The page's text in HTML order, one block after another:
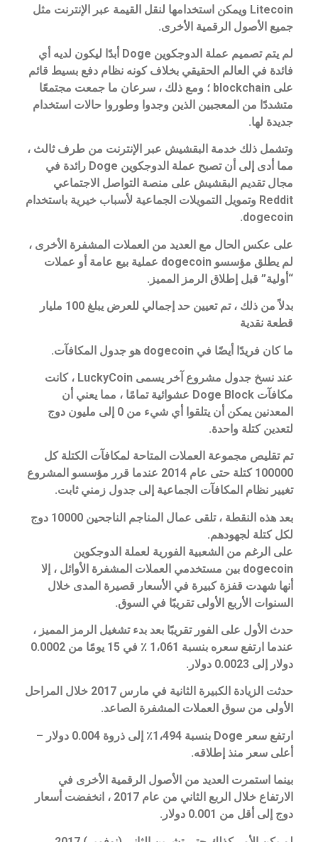
Litecoin ويمكن استخدامها لنقل القيمة عبر الإنترنت مثل
جميع الأصول الرقمية الأخرى.
لم يتم تصميم عملة الدوجكوين Doge أبدًا ليكون لديه أي
فائدة في العالم الحقيقي بخلاف كونه نظام دفع بسيط قائم
على blockchain ؛
ومع ذلك ، سرعان ما جمعت مجتمعًا
متشددًا من المعجبين الذين وجدوا وطوروا حالات استخدام
جديدة لها.
وتشمل ذلك خدمة البقشيش عبر الإنترنت من طرف ثالث ،
مما أدى إلى أن تصبح عملة الدوجكوين Doge رائدة في
مجال تقديم البقشيش على منصة التواصل الاجتماعي
Reddit وتمويل التمويلات الجماعية لأسباب خيرية باستخدام
dogecoin.
على عكس الحال مع العديد من العملات المشفرة الأخرى ،
لم يطلق مؤسسو dogecoin عملية بيع عامة أو عملات
“أولية” قبل إطلاق الرمز المميز.
بدلاً من ذلك ، تم تعيين حد إجمالي للعرض يبلغ 100 مليار
قطعة نقدية
ما كان فريدًا أيضًا في dogecoin هو جدول المكافآت.
عند نسخ جدول مشروع آخر يسمى LuckyCoin ، كانت
مكافآت Doge Block عشوائية تمامًا ، مما يعني أن
المعدنين يمكن أن يتلقوا أي شيء من 0 إلى مليون دوج
لتعدين كتلة واحدة.
تم تقليص مجموعة العملات المتاحة لمكافآت الكتلة كل
100000 كتلة حتى عام 2014 عندما قرر مؤسسو المشروع
تغيير نظام المكافآت الجماعية إلى جدول زمني ثابت.
بعد هذه النقطة ، تلقى عمال المناجم الناجحين 10000 دوج
لكل كتلة لجهودهم.
على الرغم من الشعبية الفورية لعملة الدوجكوين
dogecoin بين مستخدمي العملات المشفرة الأوائل ، إلا
أنها شهدت قفزة كبيرة في الأسعار قصيرة المدى خلال
السنوات الأربع الأولى تقريبًا في السوق.
حدث الأول على الفور تقريبًا بعد بدء تشغيل الرمز المميز ،
عندما ارتفع سعره بنسبة 1،061 ٪ في 15 يومًا من 0.0002
دولار إلى 0.0023 دولار.
حدثت الزيادة الكبيرة الثانية في مارس 2017 خلال المراحل
الأولى من سوق العملات المشفرة الصاعد.
ارتفع سعر Doge بنسبة 1،494٪ إلى ذروة 0.004 دولار –
أعلى سعر منذ إطلاقه.
بينما استمرت العديد من الأصول الرقمية الأخرى في
الارتفاع خلال الربع الثاني من عام 2017 ، انخفضت أسعار
دوج إلى أقل من 0.001 دولار.